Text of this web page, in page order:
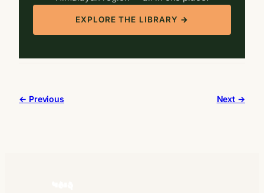
EXPLORE THE LIBRARY →
← Previous Next →